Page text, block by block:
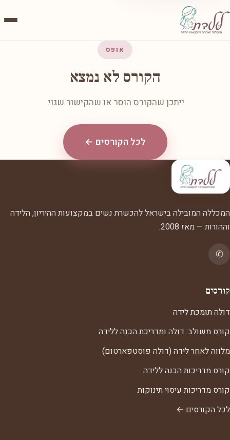
אופס
הקורס לא נמצא
ייתכן שהקורס הוסר או שהקישור שגוי.
לכל הקורסים ←
המכללה המובילה בישראל להכשרת נשים במקצועות ההיריון, הלידה
וההורות — מאז 2008.
✆
קורסים
דולה תומכת לידה
קורס משולב: דולה ומדריכת הכנה ללידה
מלווה לאחר לידה (דולה פוסטפארטום)
קורס מדריכות הכנה ללידה
קורס מדריכות עיסוי תינוקות
לכל הקורסים ←